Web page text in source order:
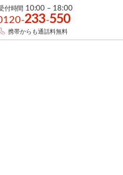
付時間 10:00 – 18:00
233-550
携帯からも通話料無料